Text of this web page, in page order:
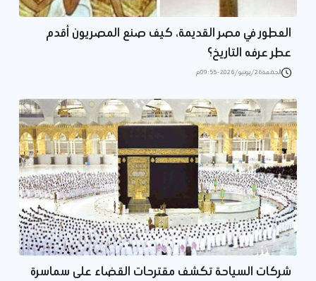
العطور في مصر القديمة، كيف صنع المصريون أقدم
عطر عرفه التاريخ؟
الجمعة 26/يونيو/2026 - 09:55 م
شركات السياحة تكشف مقترحات القضاء على سماسرة